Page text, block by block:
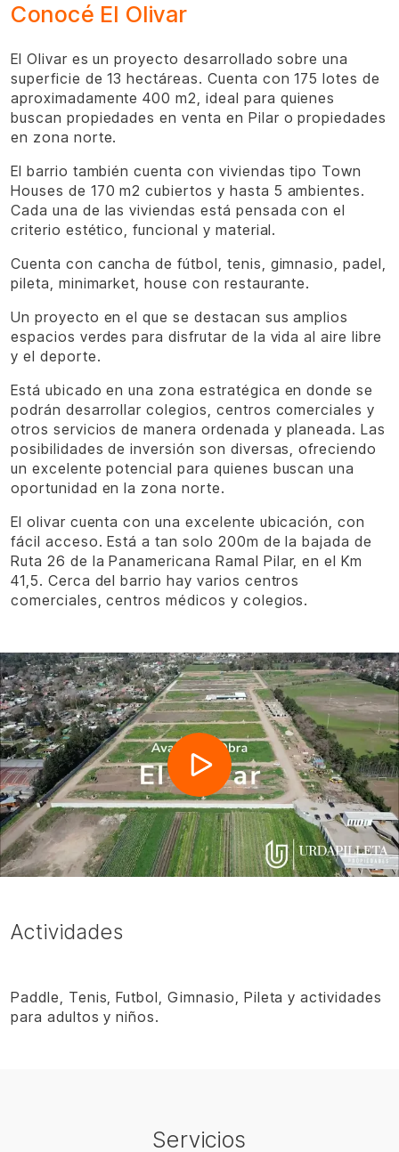
Conocé El Olivar
El Olivar es un proyecto desarrollado sobre una
superficie de 13 hectáreas. Cuenta con 175 lotes de
aproximadamente 400 m2, ideal para quienes
buscan propiedades en venta en Pilar o propiedades
en zona norte.
El barrio también cuenta con viviendas tipo Town
Houses de 170 m2 cubiertos y hasta 5 ambientes.
Cada una de las viviendas está pensada con el
criterio estético, funcional y material.
Cuenta con cancha de fútbol, tenis, gimnasio, padel,
pileta, minimarket, house con restaurante.
Un proyecto en el que se destacan sus amplios
espacios verdes para disfrutar de la vida al aire libre
y el deporte.
Está ubicado en una zona estratégica en donde se
podrán desarrollar colegios, centros comerciales y
otros servicios de manera ordenada y planeada. Las
posibilidades de inversión son diversas, ofreciendo
un excelente potencial para quienes buscan una
oportunidad en la zona norte.
El olivar cuenta con una excelente ubicación, con
fácil acceso. Está a tan solo 200m de la bajada de
Ruta 26 de la Panamericana Ramal Pilar, en el Km
41,5. Cerca del barrio hay varios centros
comerciales, centros médicos y colegios.
Actividades
Paddle, Tenis, Futbol, Gimnasio, Pileta y actividades
para adultos y niños.
Servicios